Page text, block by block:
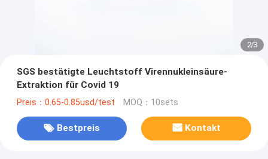
2/3
SGS bestätigte Leuchtstoff Virennukleinsäure-
Extraktion für Covid 19
Preis：0.65-0.85usd/test MOQ：10sets
Bestpreis Kontakt